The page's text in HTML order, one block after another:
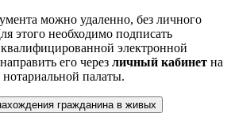
можно удаленно, без личного
этого необходимо подписать
электронной
его через личный кабинет на
палаты.
гражданина в живых